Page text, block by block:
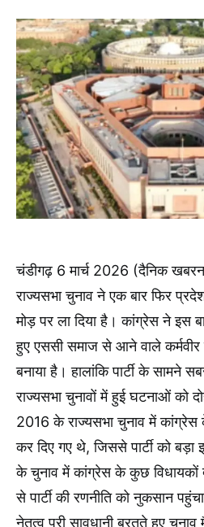
चंडीगढ़ 6 मार्च 2026 (दैनिक
राज्यसभा चुनाव ने एक बार फिर
मोड़ पर ला दिया है। कांग्रेस ने इस
हुए एससी समाज से आने वाले कर्मवीर
बनाया है। हालांकि पार्टी के सामने
राज्यसभा चुनावों में हुई घटनाओं को
2016 के राज्यसभा चुनाव में कांग्रेस
कर दिए गए थे, जिससे पार्टी को
के चुनाव में कांग्रेस के कुछ विधायकों
से पार्टी की रणनीति को नुकसान
नेतृत्व पूरी सावधानी बरतते हुए चुनाव